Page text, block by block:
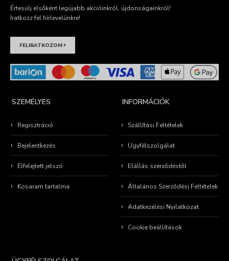
Értesülj elsőként legújabb akcióinkról, újdonságainkról!
Iratkozz fel hírlevelünkre!
FELIRATKOZOM ›
SZEMÉLYES
Regisztráció
Bejelentkezés
Elfelejtett jelszó
Kosaram tartalma
INFORMÁCIÓK
Szállítási Feltételek
Ügyfélszolgálat
Elállás szerződéstől
Általános Szerződési Feltételek
Adatkezelési Nyilatkozat
Cookie beállítások